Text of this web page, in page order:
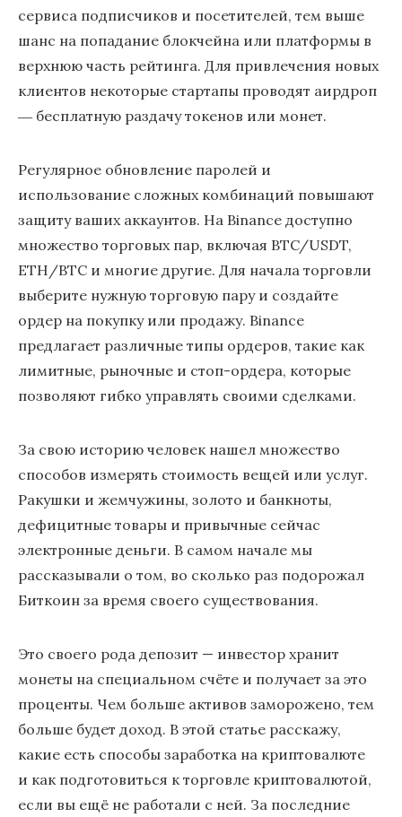
сервиса подписчиков и посетителей, тем выше
шанс на попадание блокчейна или платформы в
верхнюю часть рейтинга. Для привлечения новых
клиентов некоторые стартапы проводят аирдроп
― бесплатную раздачу токенов или монет.
Регулярное обновление паролей и
использование сложных комбинаций повышают
защиту ваших аккаунтов. На Binance доступно
множество торговых пар, включая BTC/USDT,
ETH/BTC и многие другие. Для начала торговли
выберите нужную торговую пару и создайте
ордер на покупку или продажу. Binance
предлагает различные типы ордеров, такие как
лимитные, рыночные и стоп-ордера, которые
позволяют гибко управлять своими сделками.
За свою историю человек нашел множество
способов измерять стоимость вещей или услуг.
Ракушки и жемчужины, золото и банкноты,
дефицитные товары и привычные сейчас
электронные деньги. В самом начале мы
рассказывали о том, во сколько раз подорожал
Биткоин за время своего существования.
Это своего рода депозит — инвестор хранит
монеты на специальном счёте и получает за это
проценты. Чем больше активов заморожено, тем
больше будет доход. В этой статье расскажу,
какие есть способы заработка на криптовалюте
и как подготовиться к торговле криптовалютой,
если вы ещё не работали с ней. За последние